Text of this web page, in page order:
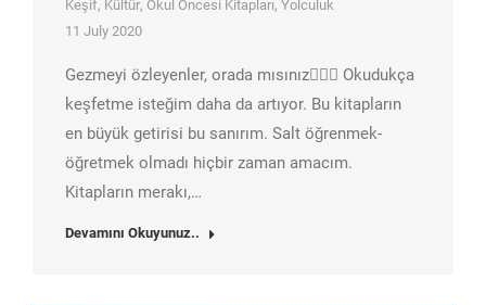
Keşif, Kültür, Okul Öncesi Kitapları, Yolculuk
11 July 2020
Gezmeyi özleyenler, orada mısınız🙋🏽‍♀️ Okudukça
keşfetme isteğim daha da artıyor. Bu kitapların
en büyük getirisi bu sanırım. Salt öğrenmek-
öğretmek olmadı hiçbir zaman amacım.
Kitapların merakı,…
Devamını Okuyunuz..